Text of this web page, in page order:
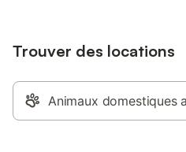
Trouver des locations
Animaux domestiques